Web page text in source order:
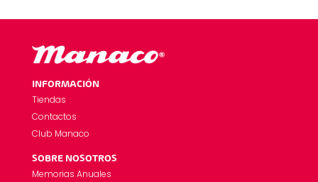
INFORMACIÓN
Tiendas
Contactos
Club Manaco
SOBRE NOSOTROS
Memorias Anuales